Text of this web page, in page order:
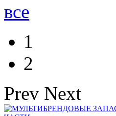
все
1
2
Prev Next